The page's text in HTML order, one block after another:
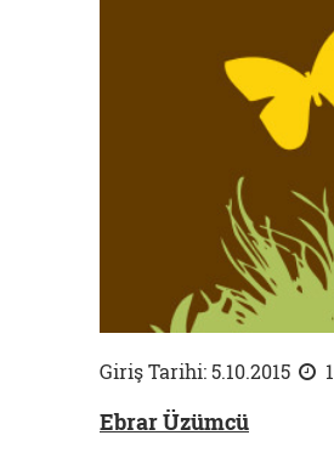
Giriş Tarihi: 5.10.2015
Ebrar Üzümcü